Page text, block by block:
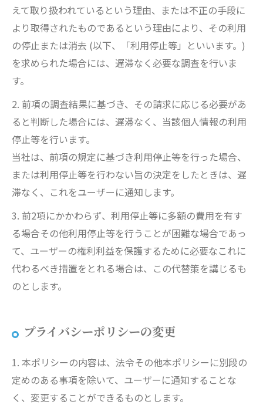
えて取り扱われているという理由、または不正の手段に
より取得されたものであるという理由により、その利用
の停止または消去 (以下、「利用停止等」といいます。)
を求められた場合には、遅滞なく必要な調査を行いま
す。
2. 前項の調査結果に基づき、その請求に応じる必要があ
ると判断した場合には、遅滞なく、当該個人情報の利用
停止等を行います。
当社は、前項の規定に基づき利用停止等を行った場合、
または利用停止等を行わない旨の決定をしたときは、遅
滞なく、これをユーザーに通知します。
3. 前2項にかかわらず、利用停止等に多額の費用を有す
る場合その他利用停止等を行うことが困難な場合であっ
て、ユーザーの権利利益を保護するために必要なこれに
代わるべき措置をとれる場合は、この代替策を講じるも
のとします。
プライバシーポリシーの変更
1. 本ポリシーの内容は、法令その他本ポリシーに別段の
定めのある事項を除いて、ユーザーに通知することな
く、変更することができるものとします。